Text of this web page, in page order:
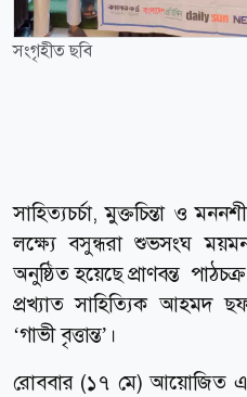
সংগৃহীত ছবি
সাহিত্যচর্চা, মুক্তচিন্তা ও
লক্ষ্যে বসুন্ধরা শুভসংঘ
অনুষ্ঠিত হয়েছে প্রাণবন্ত
প্রখ্যাত সাহিত্যিক আহমদ
‘গাভী বৃত্তান্ত’।
রোববার (১৭ মে) আয়োজিত এ